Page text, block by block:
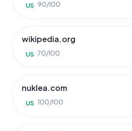
US 90/100
wikipedia.org
US 70/100
nuklea.com
US 100/100